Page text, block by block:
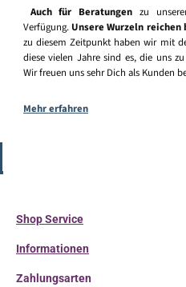
Auch für Beratungen zu
Verfügung. Unsere Wurzeln
zu diesem Zeitpunkt haben wir mit
diese vielen Jahre sind es, die uns
Wir freuen uns sehr Dich als Kunden
Mehr erfahren
Shop Service
Informationen
Zahlungsarten